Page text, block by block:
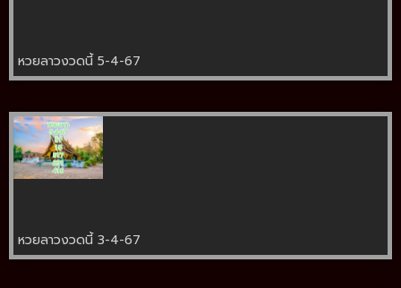
หวยลาวงวดนี้ 5-4-67
หวยลาวงวดนี้ 3-4-67